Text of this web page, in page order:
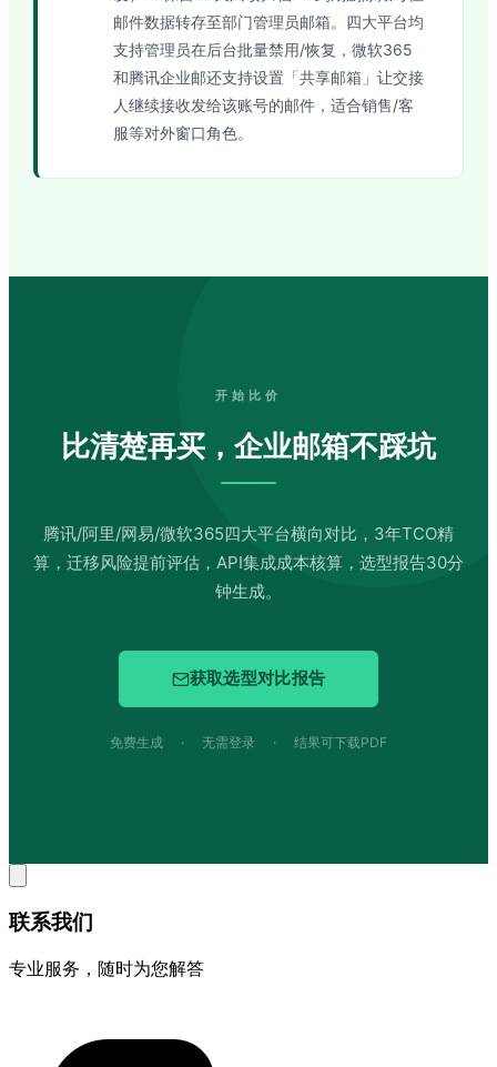
邮件数据转存至部门管理员邮箱。四大平台均
支持管理员在后台批量禁用/恢复，微软365
和腾讯企业邮还支持设置「共享邮箱」让交接
人继续接收发给该账号的邮件，适合销售/客
服等对外窗口角色。
开始比价
比清楚再买，企业邮箱不踩坑
腾讯/阿里/网易/微软365四大平台横向对比，3年TCO精
算，迁移风险提前评估，API集成成本核算，选型报告30分
钟生成。
获取选型对比报告
免费生成 · 无需登录 · 结果可下载PDF
联系我们
专业服务，随时为您解答